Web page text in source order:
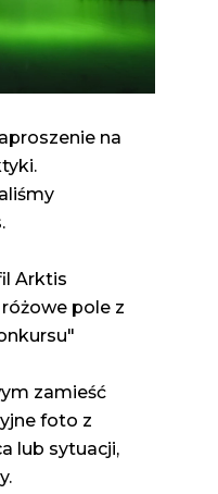
na
Arktis
pole z
zamieść
foto z
lub sytuacji,